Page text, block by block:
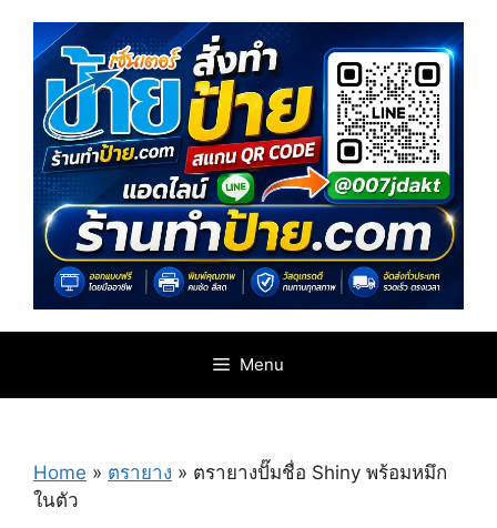
content
Menu
Home » ตรายาง » ตรายางปั๊มชื่อ Shiny พร้อมหมึก
ในตัว